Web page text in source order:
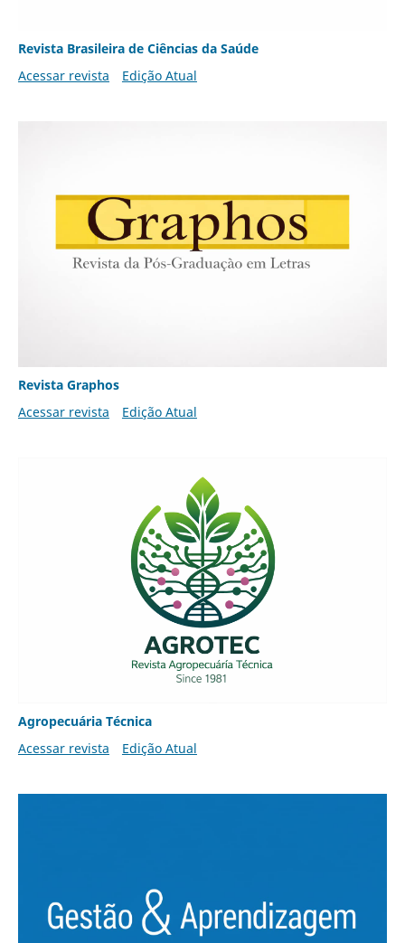
Revista Brasileira de Ciências da Saúde
Acessar revista
Edição Atual
Revista Graphos
Acessar revista
Edição Atual
Agropecuária Técnica
Acessar revista
Edição Atual